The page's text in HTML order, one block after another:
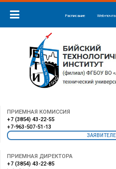
Расписание Web-почта
ПРИЕМНАЯ КОМИССИЯ
+7 (3854) 43-22-55
+7-963-507-51-13
ПРИЕМНАЯ ДИРЕКТОРА
+7 (3854) 43-22-85